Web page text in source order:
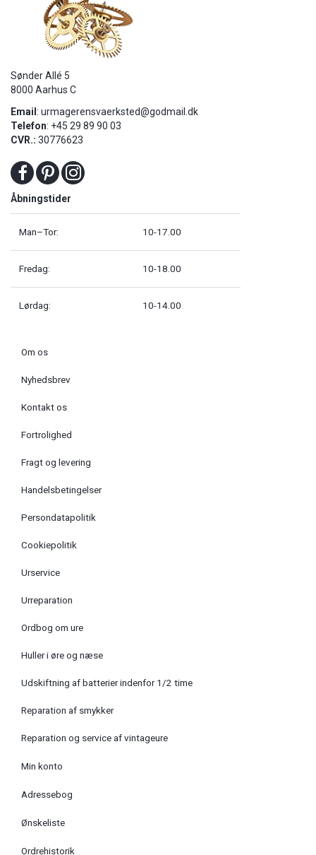
Sønder Allé 5
8000 Aarhus C
Email : urmagerensvaerksted@godmail.dk
Telefon: +45 29 89 90 03
CVR.: 30776623
Åbningstider
Man–Tor: 10-17.00
Fredag: 10-18.00
Lørdag: 10-14.00
Om os
Nyhedsbrev
Kontakt os
Fortrolighed
Fragt og levering
Handelsbetingelser
Persondatapolitik
Cookiepolitik
Urservice
Urreparation
Ordbog om ure
Huller i øre og næse
Udskiftning af batterier indenfor 1/2 time
Reparation af smykker
Reparation og service af vintageure
Min konto
Adressebog
Ønskeliste
Ordrehistorik